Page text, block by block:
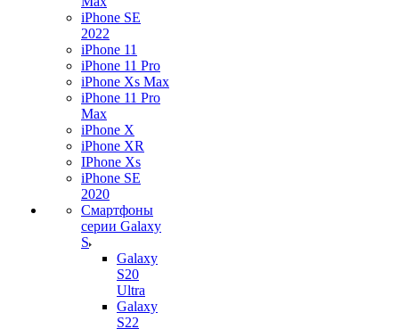
iPhone SE
2022
iPhone 11
iPhone 11 Pro
iPhone Xs Max
iPhone 11 Pro
Max
iPhone X
iPhone XR
IPhone Xs
iPhone SE
2020
Смартфоны
серии Galaxy
S
Galaxy
S20
Ultra
Galaxy
S22